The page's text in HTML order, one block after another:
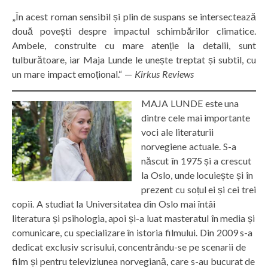
„În acest roman sensibil și plin de suspans se intersectează
două povești despre impactul schimbărilor climatice.
Ambele, construite cu mare atenție la detalii, sunt
tulburătoare, iar Maja Lunde le unește treptat și subtil, cu
un mare impact emoțional.“ — Kirkus Reviews
MAJA LUNDE este una
dintre cele mai importante
voci ale literaturii
norvegiene actuale. S-a
născut în 1975 și a crescut
la Oslo, unde locuiește și în
prezent cu soțul ei și cei trei
copii. A studiat la Universitatea din Oslo mai întâi
literatura și psihologia, apoi și-a luat masteratul în media și
comunicare, cu specializare în istoria filmului. Din 2009 s-a
dedicat exclusiv scrisului, concentrându-se pe scenarii de
film și pentru televiziunea norvegiană, care s-au bucurat de